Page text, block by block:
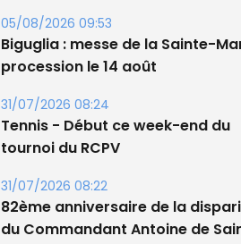
procession le 14 août
31/07/2026 08:24
tournoi du RCPV
31/07/2026 08:22
du Commandant Antoine de Saint
Exupery